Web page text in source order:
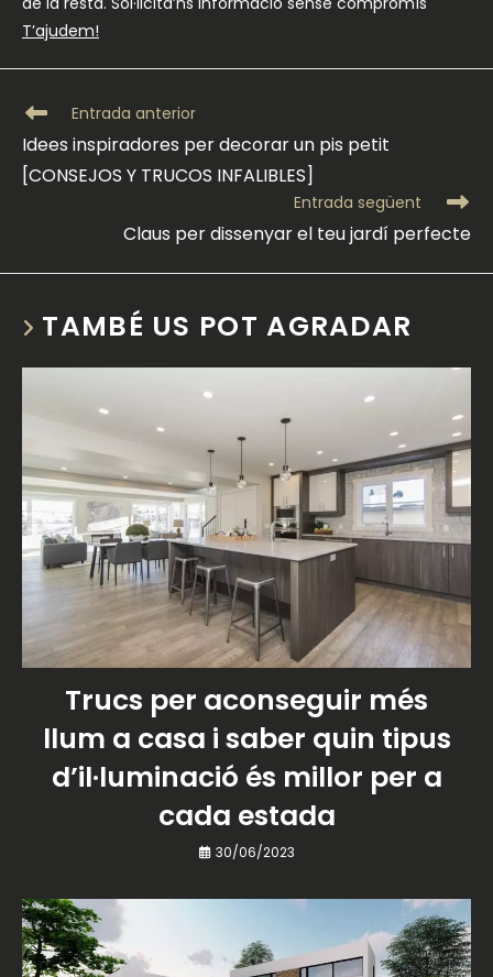
T’ajudem!
Llegeix
articles
Entrada anterior
Idees inspiradores per decorar un pis petit
[CONSEJOS Y TRUCOS INFALIBLES]
Entrada següent
Claus per dissenyar el teu jardí perfecte
TAMBÉ US POT AGRADAR
Trucs per aconseguir més
llum a casa i saber quin tipus
d’il·luminació és millor per a
cada estada
30/06/2023